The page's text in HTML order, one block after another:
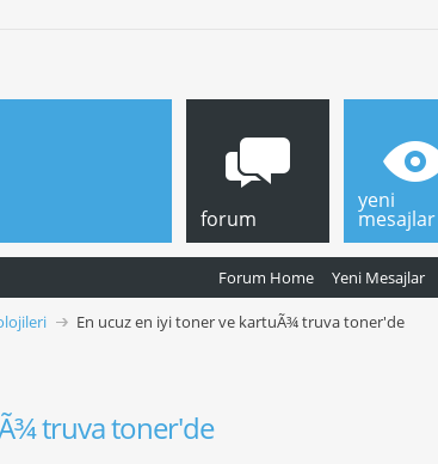
forum
Forum Home Yeni Mesajlar
yeni
mesajlar
En ucuz en iyi toner ve kartuÃ¾ truva toner'de
truva toner'de